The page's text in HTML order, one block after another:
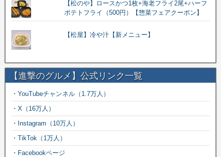
【松のや】ロースかつ1枚+海老フライ2尾+ハーフ
ポテトフライ（500円）【惣菜フェアクーポン】
【松屋】冷や汁【新メニュー】
【進撃のグルメ】公式リンク一覧
・ YouTubeチャンネル（1.7万人）
・ X（16万人）
・ Instagram（10万人）
・ TikTok（1万人）
・ Facebookページ